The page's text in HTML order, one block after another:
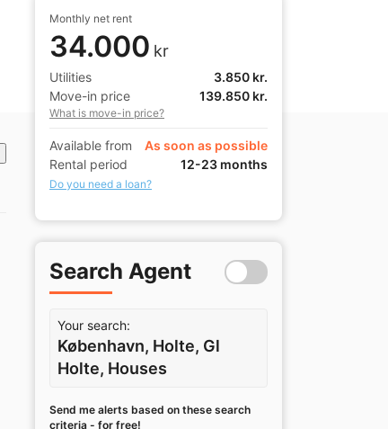
Monthly net rent
34.000 kr
Utilities
3.850 kr.
Move-in price
139.850 kr.
What is move-in price?
Available from
As soon as possible
Rental period
12-23 months
Do you need a loan?
Search Agent
Your search:
København, Holte, Gl
Holte, Houses
Send me alerts based on these search
criteria - for free!